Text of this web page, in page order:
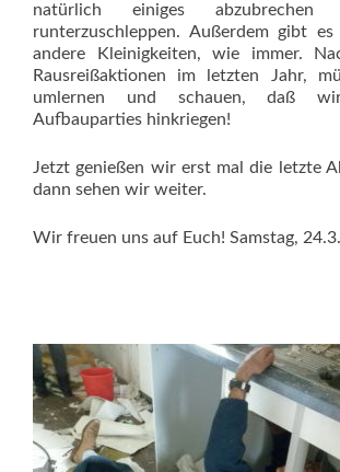
natürlich einiges
runterzuschleppen. Außerdem gibt
andere Kleinigkeiten, wie immer.
Rausreißaktionen im letzten Jahr,
umlernen und schauen, daß
Aufbauparties hinkriegen!
Jetzt genießen wir erst mal die letzte
dann sehen wir weiter.
Wir freuen uns auf Euch! Samstag,